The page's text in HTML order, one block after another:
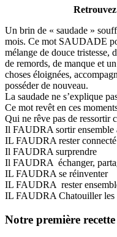
Un brin de « saudade »
mois. Ce mot SAUDADE
mélange de douce tristesse,
de remords, de manque et
choses éloignées,
posséder de nouveau.
La saudade ne s’explique
Ce mot revêt en ces
Qui ne rêve pas de ressortir
Il FAUDRA sortir ensemble
IL FAUDRA rester connecté
Il FAUDRA surprendre
Il FAUDRA échanger,
IL FAUDRA se réinventer
IL FAUDRA rester
IL FAUDRA Chatouiller les
Notre première